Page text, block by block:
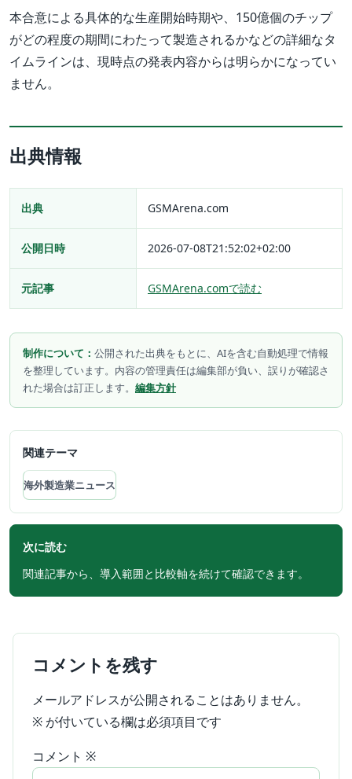
本合意による具体的な生産開始時期や、150億個のチップ
がどの程度の期間にわたって製造されるかなどの詳細なタ
イムラインは、現時点の発表内容からは明らかになってい
ません。
出典情報
出典 GSMArena.com
公開日時 2026-07-08T21:52:02+02:00
元記事 GSMArena.comで読む
制作について： 公開された出典をもとに、AIを含む自動処理で情報
を整理しています。内容の管理責任は編集部が負い、誤りが確認さ
れた場合は訂正します。 編集方針
関連テーマ
海外製造業ニュース
次に読む
関連記事から、導入範囲と比較軸を続けて確認できます。
コメントを残す
メールアドレスが公開されることはありません。
※ が付いている欄は必須項目です
コメント ※